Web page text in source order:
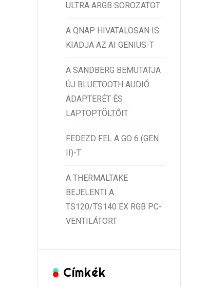
ULTRA ARGB SOROZATOT
A QNAP HIVATALOSAN IS
KIADJA AZ AI GENIUS-T
A SANDBERG BEMUTATJA
ÚJ BLUETOOTH AUDIÓ
ADAPTERÉT ÉS
LAPTOPTÖLTŐIT
FEDEZD FEL A GO 6 (GEN
II)-T
A THERMALTAKE
BEJELENTI A
TS120/TS140 EX RGB PC-
VENTILÁTORT
Címkék